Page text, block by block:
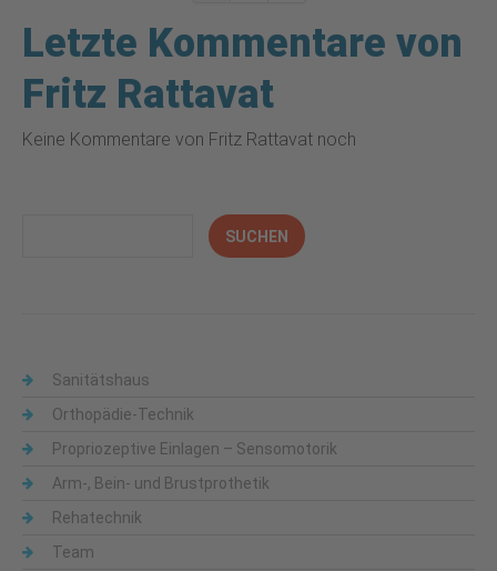
Letzte Kommentare von
Fritz Rattavat
Keine Kommentare von Fritz Rattavat noch
Sanitätshaus
Orthopädie-Technik
Propriozeptive Einlagen – Sensomotorik
Arm-, Bein- und Brustprothetik
Rehatechnik
Team